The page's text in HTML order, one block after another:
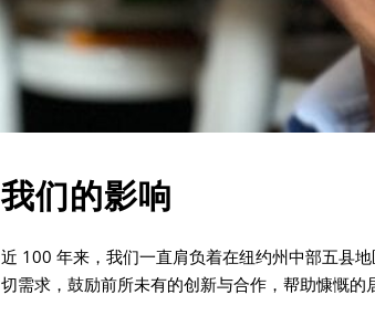
我们的影响
近 100 年来，我们一直肩负着在纽约州中部五县
切需求，鼓励前所未有的创新与合作，帮助慷慨